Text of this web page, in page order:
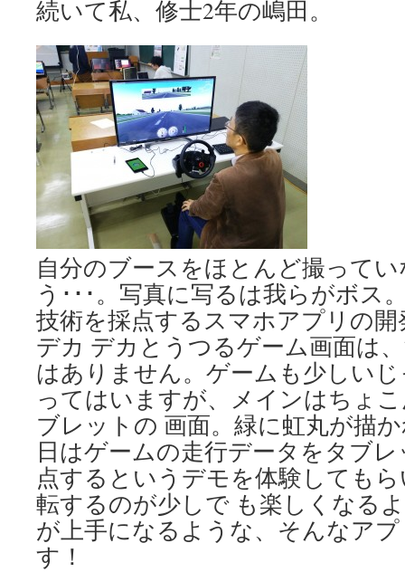
続いて私、修士2年の嶋田。
自分のブースをほとんど撮って
う･･･。写真に写るは我らがボス
技術を採点するスマホアプリの
デカ デカとうつるゲーム画面は
はありません。ゲームも少しい
ってはいますが、メインはちょ
ブレットの 画面。緑に虹丸が描
日はゲームの走行データをタブ
点するというデモを体験しても
転するのが少しで も楽しくなる
が上手になるような、そんなア
す！